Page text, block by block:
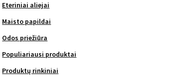
Eteriniai aliejai
Maisto papildai
Odos priežiūra
Populiariausi produktai
Produktų rinkiniai